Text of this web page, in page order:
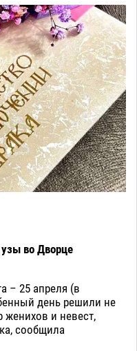
узы во Дворце
– 25 апреля (в
день решили не
женихов и невест,
сообщила